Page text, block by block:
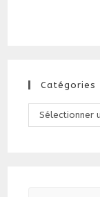
Catégories
Catégories
Sélectionner